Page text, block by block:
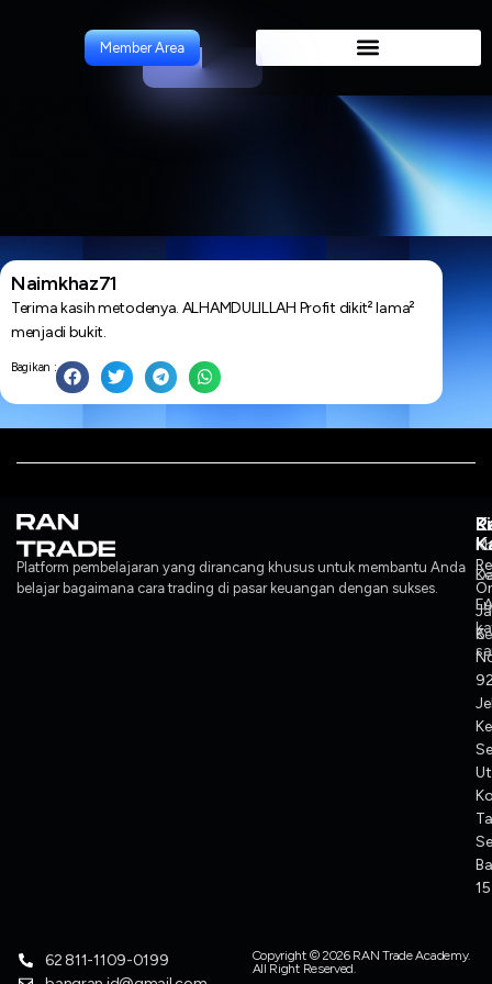
Member Area Artikel
Naimkhaz71
Terima kasih metodenya. ALHAMDULILLAH Profit dikit² lama²
menjadi bukit.
Bagikan :
Platform pembelajaran yang dirancang khusus untuk membantu Anda
belajar bagaimana cara trading di pasar keuangan dengan sukses.
6
Copyright © 2026 RAN Trade Academy.
All Right Reserved.
62 811-1109-0199